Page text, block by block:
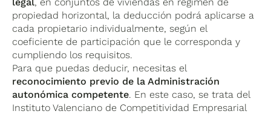
propiedad horizontal, la deducción podrá aplicarse a
cada propietario individualmente, según el
coeficiente de participación que le corresponda y
cumpliendo los requisitos.
Para que puedas deducir, necesitas el
reconocimiento previo de la Administración
autonómica competente. En este caso, se trata del
Instituto Valenciano de Competitividad Empresarial